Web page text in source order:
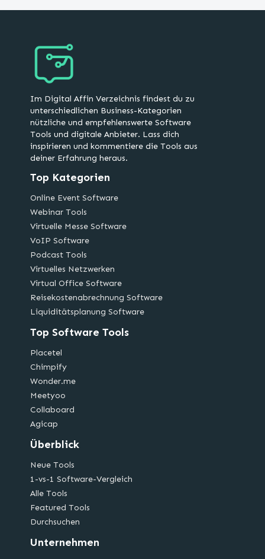
Im Digital Affin Verzeichnis findest du zu
unterschiedlichen Business-Kategorien
nützliche und empfehlenswerte Software
Tools und digitale Anbieter. Lass dich
inspirieren und kommentiere die Tools aus
deiner Erfahrung heraus.
Top Kategorien
Online Event Software
Webinar Tools
Virtuelle Messe Software
VoIP Software
Podcast Tools
Virtuelles Netzwerken
Virtual Office Software
Reisekostenabrechnung Software
Liquiditätsplanung Software
Top Software Tools
Placetel
Chimpify
Wonder.me
Meetyoo
Collaboard
Agicap
Überblick
Neue Tools
1-vs-1 Software-Vergleich
Alle Tools
Featured Tools
Durchsuchen
Unternehmen